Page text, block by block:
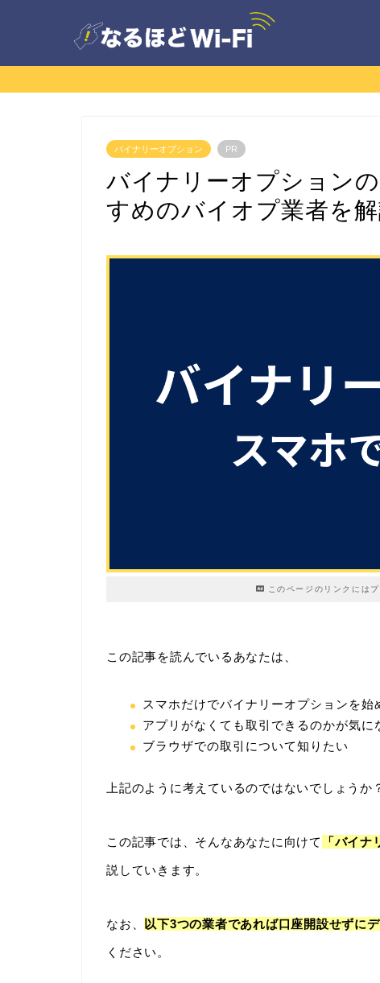
バイナリーオプション PR
バイナリーオプション
すめのバイオプ業者を
このページのリンクにはプ
この記事を読んでいるあなたは、
スマホだけでバイナリーオプションを始
アプリがなくても取引できるのかが気に
ブラウザでの取引について知りたい
上記のように考えているのではないでしょうか
この記事では、そんなあなたに向けて 「バイ
説していきます。
なお、 以下3つの業者であれば口座開設せずに
ください。